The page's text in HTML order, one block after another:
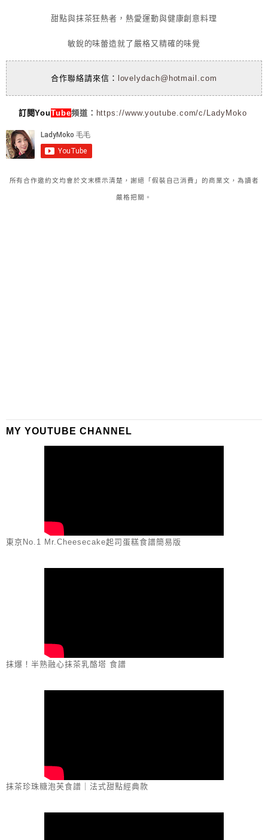
甜點與抹茶狂熱者，熱愛運動與健康創意料理
敏銳的味蕾造就了嚴格又精確的味覺
合作聯絡請來信： lovelydach@hotmail.com
訂閱YouTube頻道： https://www.youtube.com/c/LadyMoko
所有合作邀約文均會於文末標示清楚，謝絕「假裝自己消費」的商業文，為讀者
嚴格把關。
MY YOUTUBE CHANNEL
東京No.1 Mr.Cheesecake起司蛋糕食譜簡易版
抹爆！半熟融心抹茶乳酪塔 食譜
抹茶珍珠糖泡芙食譜｜法式甜點經典款